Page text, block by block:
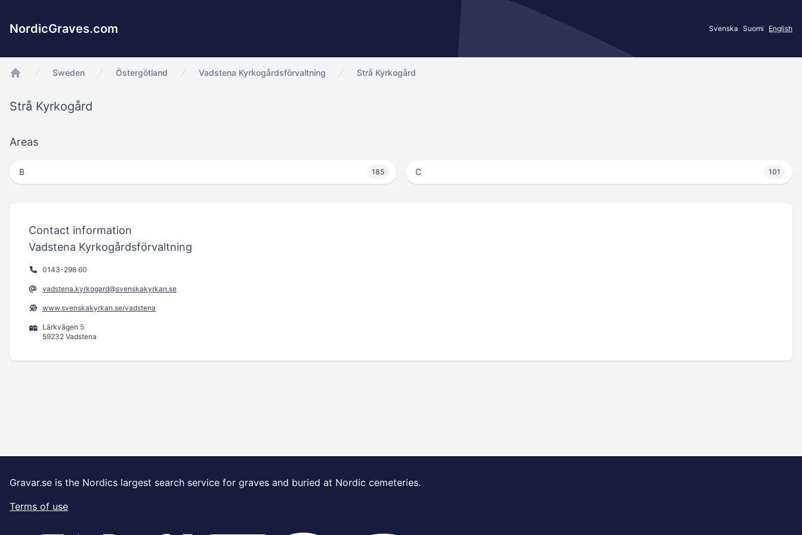
NordicGraves.com Svenska Suomi English
Sweden Östergötland Vadstena Kyrkogårdsförvaltning Strå Kyrkogård
Strå Kyrkogård
Areas
B 185 C 101
Contact information
Vadstena Kyrkogårdsförvaltning
0143-298 60
vadstena.kyrkogard@svenskakyrkan.se
www.svenskakyrkan.se/vadstena
Lärkvägen 5
59232 Vadstena
Gravar.se is the Nordics largest search service for graves and buried at Nordic cemeteries.
Terms of use